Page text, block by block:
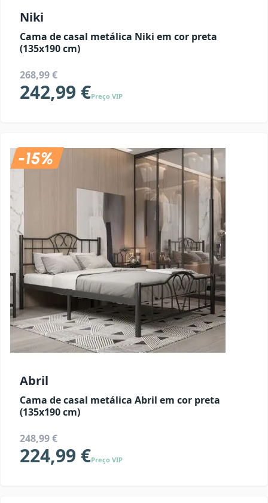
Niki
Cama de casal metálica Niki em cor preta
(135x190 cm)
268,99 €
242,99 €Preço VIP
Abril
Cama de casal metálica Abril em cor preta
(135x190 cm)
248,99 €
224,99 €Preço VIP